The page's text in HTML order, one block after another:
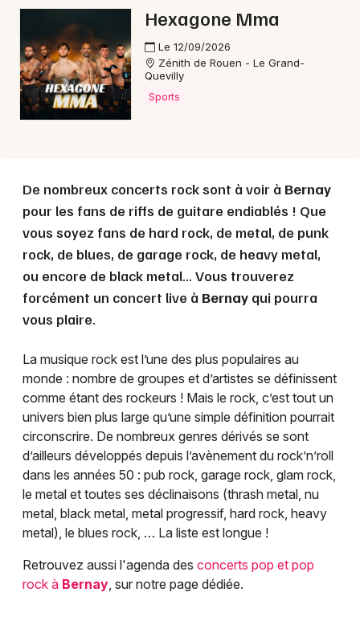
Mon email
Je m'abonne
Hexagone Mma
Le 12/09/2026
Zénith de Rouen - Le Grand-
Quevilly
Sports
De nombreux concerts rock sont à voir à Bernay
pour les fans de riffs de guitare endiablés ! Que
vous soyez fans de hard rock, de metal, de punk
rock, de blues, de garage rock, de heavy metal,
ou encore de black metal... Vous trouverez
forcément un concert live à Bernay qui pourra
vous plaire.
La musique rock est l’une des plus populaires au
monde : nombre de groupes et d’artistes se définissent
comme étant des rockeurs ! Mais le rock, c’est tout un
univers bien plus large qu’une simple définition pourrait
circonscrire. De nombreux genres dérivés se sont
d’ailleurs développés depuis l’avènement du rock’n’roll
dans les années 50 : pub rock, garage rock, glam rock,
le metal et toutes ses déclinaisons (thrash metal, nu
metal, black metal, metal progressif, hard rock, heavy
metal), le blues rock, … La liste est longue !
Retrouvez aussi l'agenda des concerts pop et pop
rock à Bernay, sur notre page dédiée.